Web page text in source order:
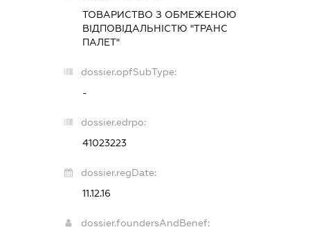
ТОВАРИСТВО З ОБМЕЖЕНОЮ
ВІДПОВІДАЛЬНІСТЮ "ТРАНС
ПАЛЕТ"
dossier.opfSubType:
-
dossier.edrpo:
41023223
dossier.regDate:
11.12.16
dossier.foundersAndBenef: